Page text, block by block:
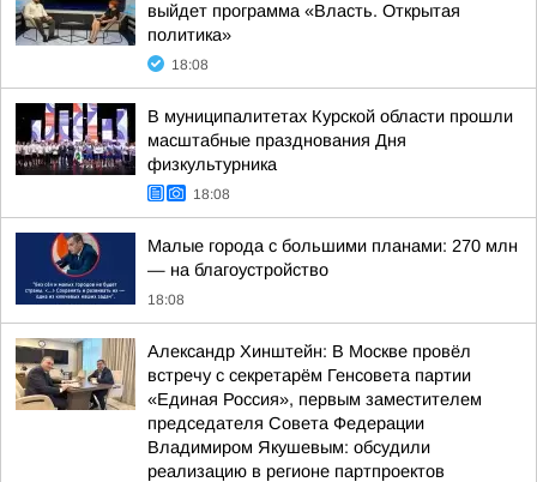
выйдет программа «Власть. Открытая
политика»
18:08
В муниципалитетах Курской области прошли
масштабные празднования Дня
физкультурника
18:08
Малые города с большими планами: 270 млн
— на благоустройство
18:08
Александр Хинштейн: В Москве провёл
встречу с секретарём Генсовета партии
«Единая Россия», первым заместителем
председателя Совета Федерации
Владимиром Якушевым: обсудили
реализацию в регионе партпроектов